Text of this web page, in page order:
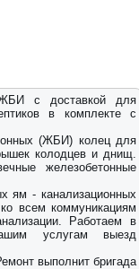
ЖБИ с доставкой для
в комплекте с
(ЖБИ) колец для
колодцев и днищ.
железобетонные
ям - канализационных
всем коммуникациям
Работаем в
услугам выезд
выполнит бригада